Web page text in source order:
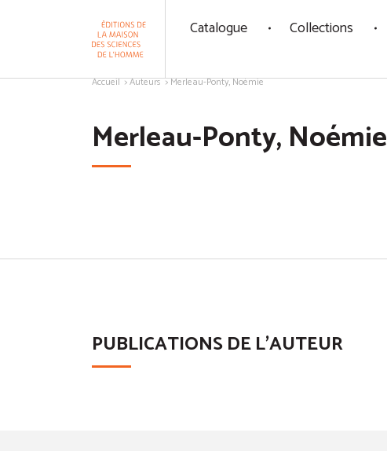
Catalogue Collections
Accueil Auteurs Merleau-Ponty, Noémie
Merleau-Ponty, Noémie
PUBLICATIONS DE L'AUTEUR